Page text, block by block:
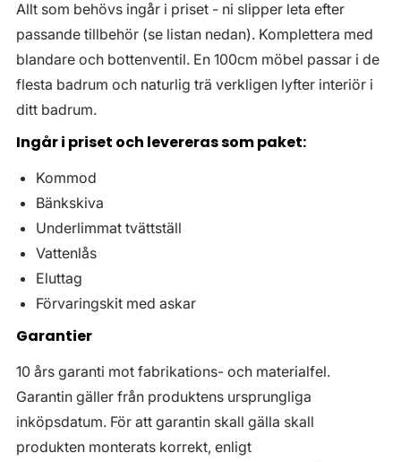
Allt som behövs ingår i priset - ni slipper leta efter
passande tillbehör (se listan nedan). Komplettera med
blandare och bottenventil. En 100cm möbel passar i de
flesta badrum och naturlig trä verkligen lyfter interiör i
ditt badrum.
Ingår i priset och levereras som paket:
Kommod
Bänkskiva
Underlimmat tvättställ
Vattenlås
Eluttag
Förvaringskit med askar
Garantier
10 års garanti mot fabrikations- och materialfel.
Garantin gäller från produktens ursprungliga
inköpsdatum. För att garantin skall gälla skall
produkten monterats korrekt, enligt